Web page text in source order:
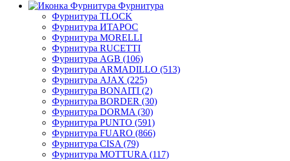
Фурнитура
Фурнитура TLOCK
Фурнитура ИТАРОС
Фурнитура MORELLI
Фурнитура RUCETTI
Фурнитура AGB (106)
Фурнитура ARMADILLO (513)
Фурнитура AJAX (225)
Фурнитура BONAITI (2)
Фурнитура BORDER (30)
Фурнитура DORMA (30)
Фурнитура PUNTO (591)
Фурнитура FUARO (866)
Фурнитура CISA (79)
Фурнитура MOTTURA (117)